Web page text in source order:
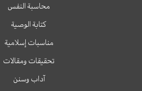
محاسبة النفس
كتابة الوصية
مناسبات إسلامية
تحقيقات ومقالات
آداب وسنن